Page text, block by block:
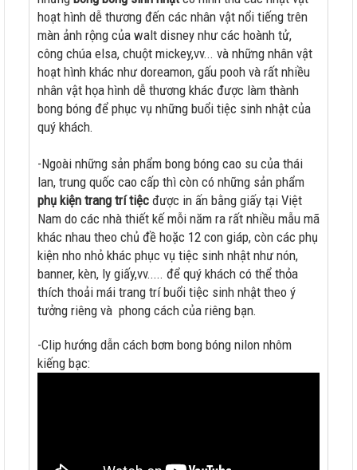
hoạt hình dễ thương đến các nhân vật nổi tiếng trên
màn ảnh rộng của walt disney như các hoành tử,
công chúa elsa, chuột mickey,vv... và những nhân vật
hoạt hình khác như doreamon, gấu pooh và rất nhiều
nhân vật họa hình dễ thương khác được làm thành
bong bóng để phục vụ những buổi tiệc sinh nhật của
quý khách.
-Ngoài những sản phẩm bong bóng cao su của thái
lan, trung quốc cao cấp thì còn có những sản phẩm
phụ kiện trang trí tiệc được in ấn bằng giấy tại Việt
Nam do các nhà thiết kế mỗi năm ra rất nhiều mẫu mã
khác nhau theo chủ đề hoặc 12 con giáp, còn các phụ
kiện nho nhỏ khác phục vụ tiệc sinh nhật như nón,
banner, kèn, ly giấy,vv..... để quý khách có thể thỏa
thích thoải mái trang trí buổi tiệc sinh nhật theo ý
tưởng riêng và phong cách của riêng bạn.
-Clip hướng dẫn cách bơm bong bóng nilon nhôm
kiếng bạc: